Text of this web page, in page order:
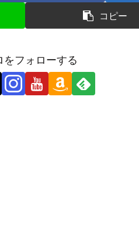
コピー
をフォローする